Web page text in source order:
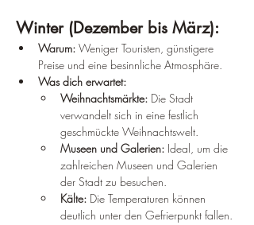
Winter (Dezember bis März):
Warum: Weniger Touristen, günstigere
Preise und eine besinnliche Atmosphäre.
Was dich erwartet:
Weihnachtsmärkte: Die Stadt
verwandelt sich in eine festlich
geschmückte Weihnachtswelt.
Museen und Galerien: Ideal, um die
zahlreichen Museen und Galerien
der Stadt zu besuchen.
Kälte: Die Temperaturen können
deutlich unter den Gefrierpunkt fallen.